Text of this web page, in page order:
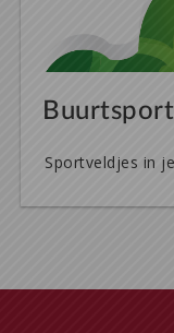
Buurtsport
Sportveldjes in